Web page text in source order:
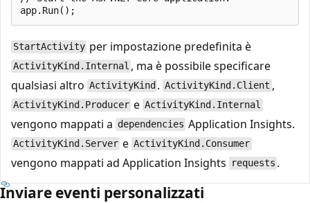
StartActivity per impostazione predefinita è
ActivityKind.Internal , ma è possibile specificare
qualsiasi altro ActivityKind . ActivityKind.Client ,
ActivityKind.Producer e ActivityKind.Internal
vengono mappati a dependencies Application Insights.
ActivityKind.Server e ActivityKind.Consumer
vengono mappati ad Application Insights requests .
Inviare eventi personalizzati